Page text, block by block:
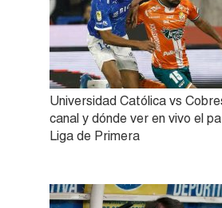
Universidad Católica vs
canal y dónde ver en vivo el
Liga de Primera